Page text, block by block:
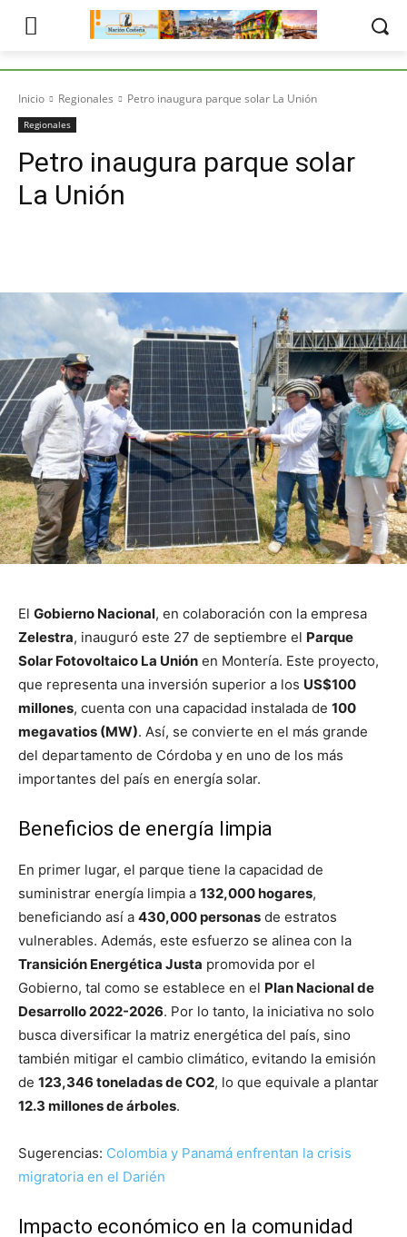
Inicio Regionales Petro inaugura parque solar La Unión
Regionales
Petro inaugura parque solar
La Unión
El Gobierno Nacional, en colaboración con la empresa
Zelestra, inauguró este 27 de septiembre el Parque
Solar Fotovoltaico La Unión en Montería. Este proyecto,
que representa una inversión superior a los US$100
millones, cuenta con una capacidad instalada de 100
megavatios (MW). Así, se convierte en el más grande
del departamento de Córdoba y en uno de los más
importantes del país en energía solar.
Beneficios de energía limpia
En primer lugar, el parque tiene la capacidad de
suministrar energía limpia a 132,000 hogares,
beneficiando así a 430,000 personas de estratos
vulnerables. Además, este esfuerzo se alinea con la
Transición Energética Justa promovida por el
Gobierno, tal como se establece en el Plan Nacional de
Desarrollo 2022-2026. Por lo tanto, la iniciativa no solo
busca diversificar la matriz energética del país, sino
también mitigar el cambio climático, evitando la emisión
de 123,346 toneladas de CO2, lo que equivale a plantar
12.3 millones de árboles.
Sugerencias: Colombia y Panamá enfrentan la crisis
migratoria en el Darién
Impacto económico en la comunidad